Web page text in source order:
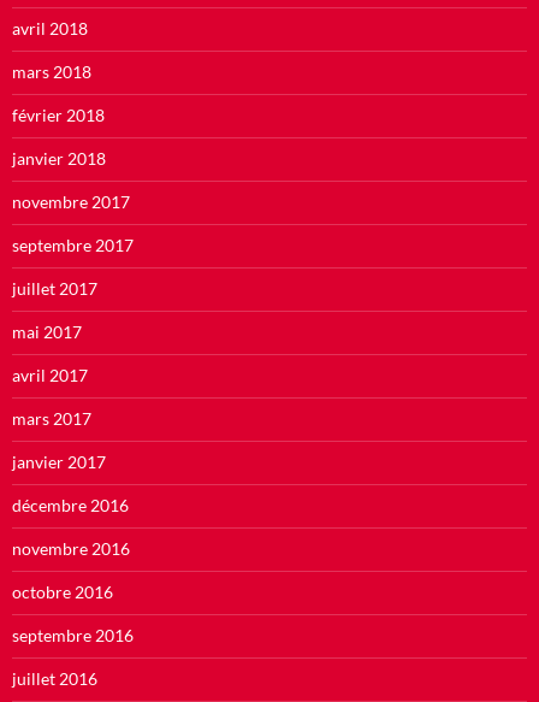
avril 2018
mars 2018
février 2018
janvier 2018
novembre 2017
septembre 2017
juillet 2017
mai 2017
avril 2017
mars 2017
janvier 2017
décembre 2016
novembre 2016
octobre 2016
septembre 2016
juillet 2016